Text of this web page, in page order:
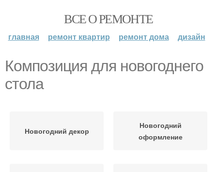
ВСЕ О РЕМОНТЕ
главная ремонт квартир ремонт дома дизайн
Композиция для новогоднего
стола
Новогодний декор
Новогодний
оформление